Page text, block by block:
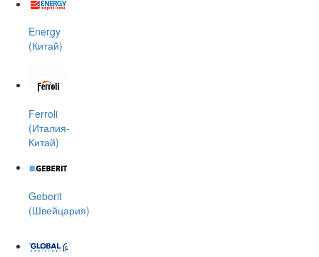
Energy
(Китай)
Ferroli
(Италия-
Китай)
Geberit
(Швейцария)